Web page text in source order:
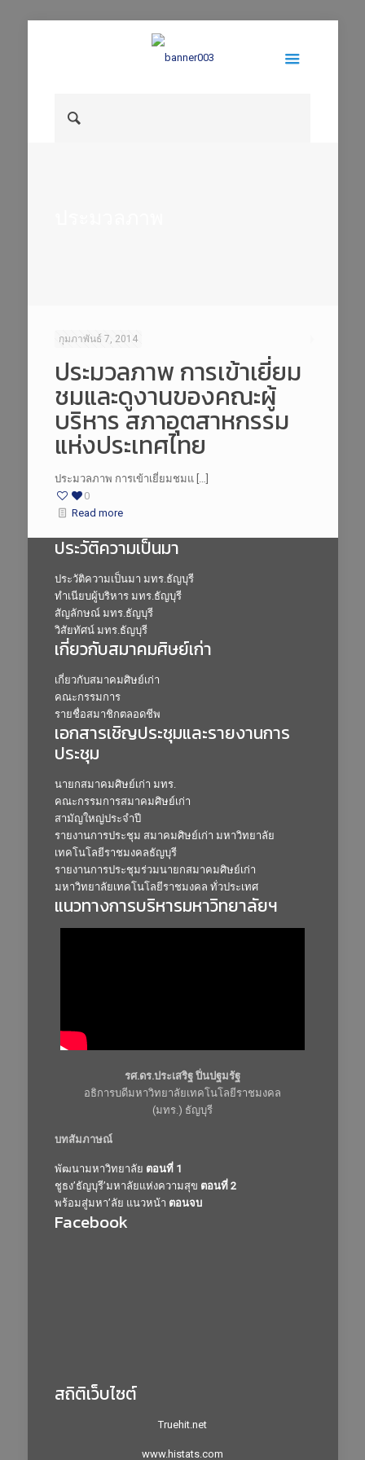
กุมภาพันธ์ 7, 2014
ประมวลภาพ การเข้าเยี่ยม
ชมและดูงานของคณะผู้
บริหาร สภาอุตสาหกรรม
แห่งประเทศไทย
ประมวลภาพ การเข้าเยี่ยมชมแ […]
0
Read more
ประวัติความเป็นมา
ประวัติความเป็นมา มทร.ธัญบุรี
ทำเนียบผู้บริหาร มทร.ธัญบุรี
สัญลักษณ์ มทร.ธัญบุรี
วิสัยทัศน์ มทร.ธัญบุรี
เกี่ยวกับสมาคมศิษย์เก่า
เกี่ยวกับสมาคมศิษย์เก่า
คณะกรรมการ
รายชื่อสมาชิกตลอดชีพ
เอกสารเชิญประชุมและรายงานการ
ประชุม
นายกสมาคมศิษย์เก่า มทร.
คณะกรรมการสมาคมศิษย์เก่า
สามัญใหญ่ประจำปี
รายงานการประชุม สมาคมศิษย์เก่า มหาวิทยาลัย
เทคโนโลยีราชมงคลธัญบุรี
รายงานการประชุมร่วมนายกสมาคมศิษย์เก่า
มหาวิทยาลัยเทคโนโลยีราชมงคล ทั่วประเทศ
แนวทางการบริหารมหาวิทยาลัยฯ
รศ.ดร.ประเสริฐ ปิ่นปฐมรัฐ
อธิการบดีมหาวิทยาลัยเทคโนโลยีราชมงคล
(มทร.) ธัญบุรี
บทสัมภาษณ์
พัฒนามหาวิทยาลัย ตอนที่ 1
ชูธง’ธัญบุรี’มหาลัยแห่งความสุข ตอนที่ 2
พร้อมสู่มหา’ลัย แนวหน้า ตอนจบ
Facebook
สถิติเว็บไซต์
Truehit.net
www.histats.com